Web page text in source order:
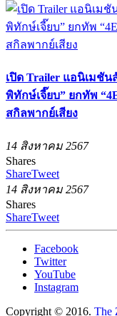
เปิด Trailer แอนิเมชัน
พิทักษ์เจี๊ยบ” ยกทัพ
สกิลพากย์เสียง
14 สิงหาคม 2567
Shares
ShareTweet
14 สิงหาคม 2567
Shares
ShareTweet
Facebook
Twitter
YouTube
Instagram
Copyright © 2016. The